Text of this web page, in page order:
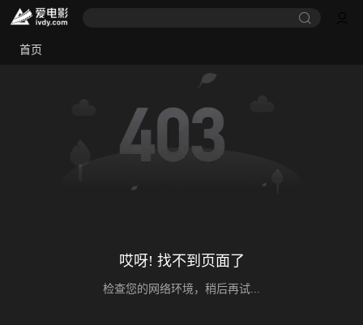
首页
哎呀! 找不到页面了
检查您的网络环境，稍后再试...